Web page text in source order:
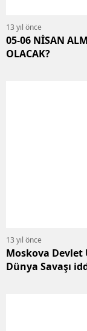
13 yıl önce
05-06 NİSAN
OLACAK?
13 yıl önce
Moskova Devlet
Dünya Savaşı